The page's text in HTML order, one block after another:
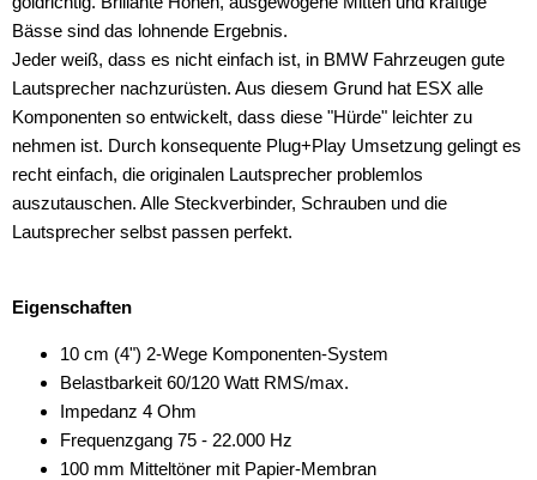
X3
X4
X5
X6
Z4
für Citroen
für Dacia
für Fiat
für Ford
Bässe sind das lohnende Ergebnis.
Jeder weiß, dass es nicht einfach ist, in BMW Fahrzeugen gute
Lautsprecher nachzurüsten. Aus diesem Grund hat ESX alle
Komponenten so entwickelt, dass diese "Hürde" leichter zu
nehmen ist. Durch konsequente Plug+Play Umsetzung gelingt es
recht einfach, die originalen Lautsprecher problemlos
auszutauschen. Alle Steckverbinder, Schrauben und die
Lautsprecher selbst passen perfekt.
Eigenschaften
10 cm (4") 2-Wege Komponenten-System
Belastbarkeit 60/120 Watt RMS/max.
Impedanz 4 Ohm
Frequenzgang 75 - 22.000 Hz
100 mm Mitteltöner mit Papier-Membran